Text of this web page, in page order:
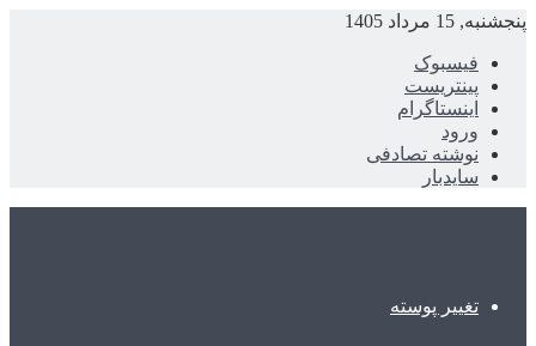
پنجشنبه, 15 مرداد 1405
فیسبوک
پینتریست
اینستاگرام
ورود
نوشته تصادفی
سایدبار
تغییر پوسته